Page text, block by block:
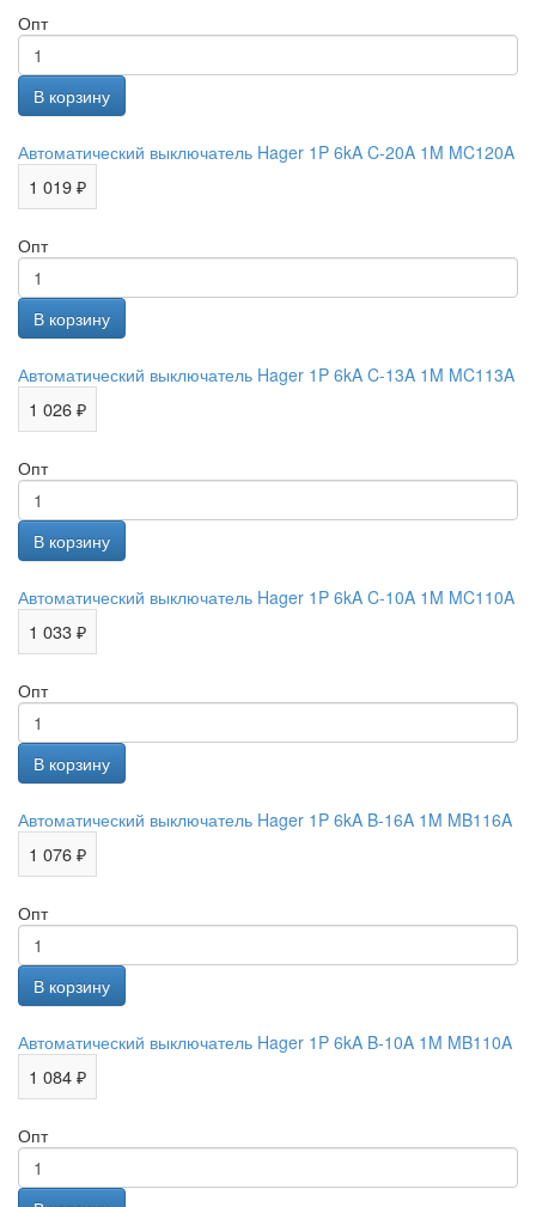
Опт
Автоматический выключатель Hager 1P 6kA C-20A 1M MC120A
1 019 ₽
Опт
Автоматический выключатель Hager 1P 6kA C-13A 1M MC113A
1 026 ₽
Опт
Автоматический выключатель Hager 1P 6kA C-10A 1M MC110A
1 033 ₽
Опт
Автоматический выключатель Hager 1P 6kA B-16A 1M MB116A
1 076 ₽
Опт
Автоматический выключатель Hager 1P 6kA B-10A 1M MB110A
1 084 ₽
Опт